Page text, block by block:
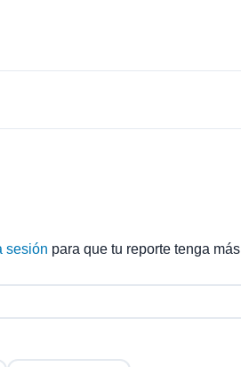
sesión para que tu reporte tenga más